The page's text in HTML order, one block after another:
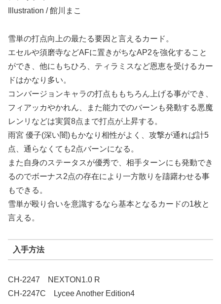
Illustration / 館川まこ
雪単の打点向上の最たる要因と言えるカード。
エセルや須磨寺などAFに置きがちなAP2を強化すること
ができ、他にもちひろ、ティラミスなど恩恵を受けるカー
ドはかなり多い。
コンバージョンキャラの打点ももちろん上げる事ができ、
フィアッカやかれん、また能力でのバーンも発動する悪魔
レンリなどは実質8点まで打点が上昇する。
雨宮 優子(深い闇)もかなり相性がよく、攻撃が通れば計5
点、通らなくても2点バーンになる。
また自身のステータスが優秀で、相手ターンにも発動でき
るのでボーナス2点の存在により一方散りを躊躇わせる事
もできる。
雪単が殴り合いを意識するなら基本となるカードの1枚と
言える。
入手方法
CH-2247 NEXTON1.0 R
CH-2247C Lycee Another Edition4